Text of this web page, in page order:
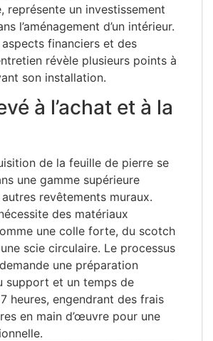
représente un investissement
l’aménagement d’un intérieur.
aspects financiers et des
révèle plusieurs points à
son installation.
à l’achat et à la
de la feuille de pierre se
une gamme supérieure
revêtements muraux.
des matériaux
une colle forte, du scotch
scie circulaire. Le processus
une préparation
support et un temps de
heures, engendrant des frais
en main d’œuvre pour une